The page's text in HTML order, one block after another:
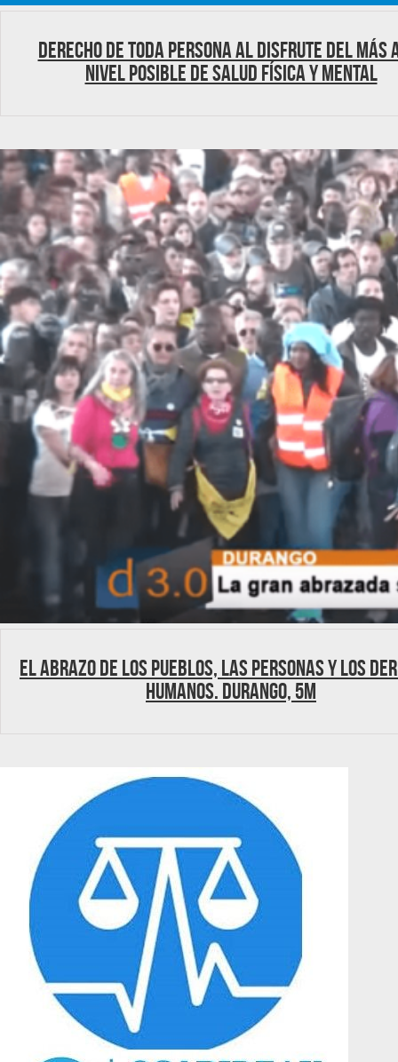
Derecho de toda persona al disfrute del más
nivel posible de salud física y mental
El abrazo de los Pueblos, las Personas y los
Humanos. Durango, 5M